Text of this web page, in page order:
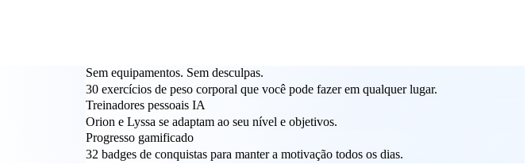
Sem equipamentos. Sem desculpas.
30 exercícios de peso corporal que você pode fazer em qualquer lugar.
Treinadores pessoais IA
Orion e Lyssa se adaptam ao seu nível e objetivos.
Progresso gamificado
32 badges de conquistas para manter a motivação todos os dias.